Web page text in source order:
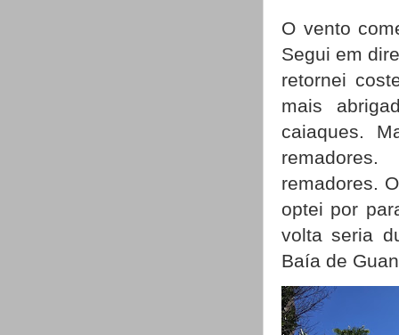
O vento
Segui em
retornei
mais
caiaques.
remadores.
remadores.
optei por
volta seria
Baía de